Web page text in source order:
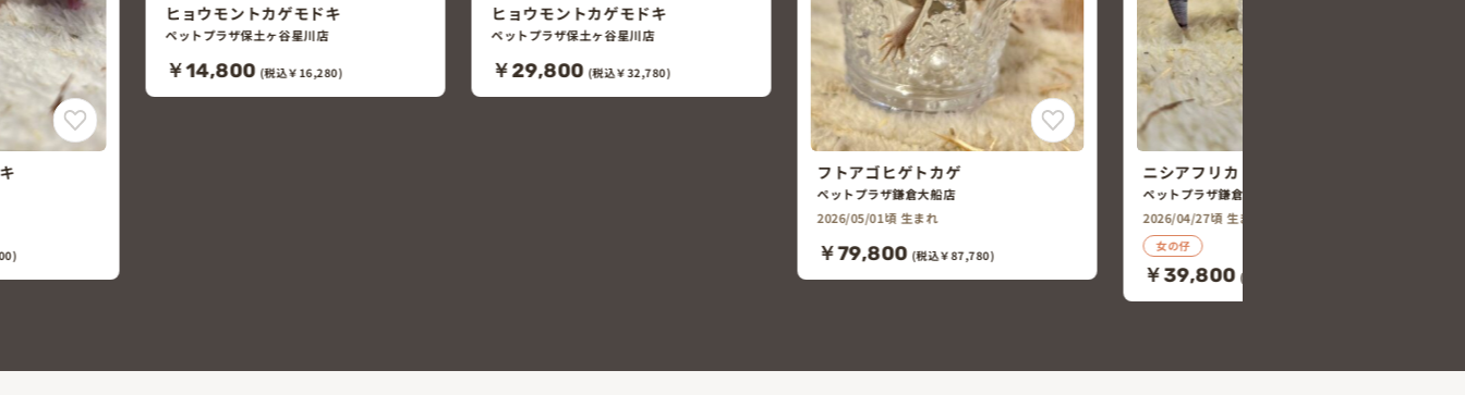
ヒョウモントカゲモドキ
ペットプラザ保土ヶ谷星川店
￥29,800 (税込￥32,780)
ニシアフリカトカゲモドキ
ペットプラザ鎌倉大船店
2026/04/27頃 生まれ
女の仔
￥39,800 (税込￥43,780)
ヒョウモントカゲモドキ
ペットプラザ鎌倉大船店
2026/05/10頃 生まれ
￥18,000